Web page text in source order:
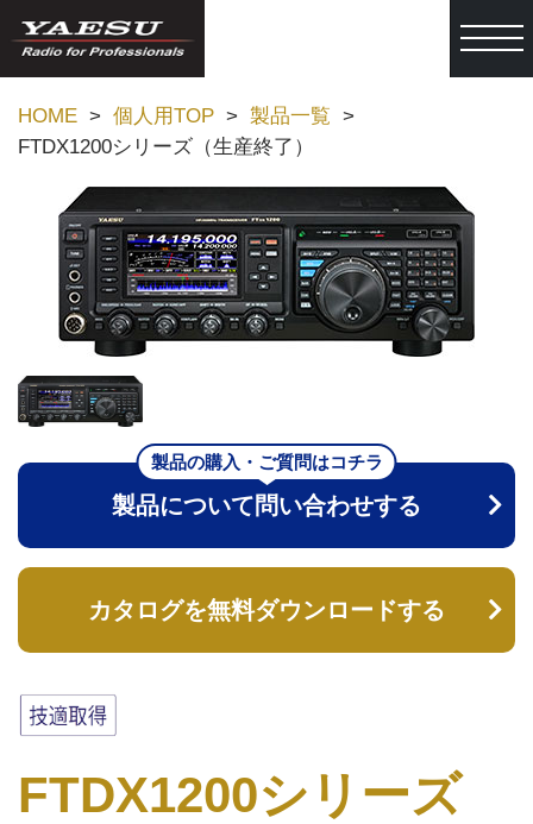
HOME 個人用TOP
製品一覧
FTDX1200シリーズ（生産終了）
製品の購入・ご質問はコチラ
製品について問い合わせする
カタログを無料ダウンロードする
FTDX1200シリーズ